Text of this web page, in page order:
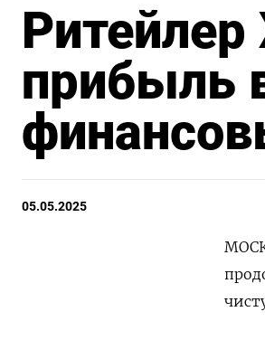
Ритейлер
прибыль
05.05.2025